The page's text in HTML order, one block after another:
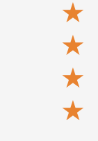
★
★
★
★